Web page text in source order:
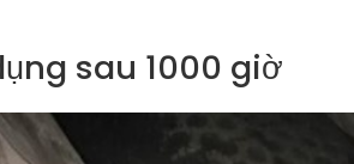
sau 1000 giờ